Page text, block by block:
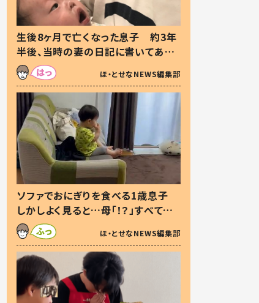
生後8ヶ月で亡くなった息子 約3年
半後、当時の妻の日記に書いてあっ
た本音とは
ほ・とせなNEWS編集部
ソファでおにぎりを食べる1歳息子
しかしよく見ると…母「！？」すべてを
察した母の投稿に「可愛いから許
す！」「現行犯〜」
ほ・とせなNEWS編集部